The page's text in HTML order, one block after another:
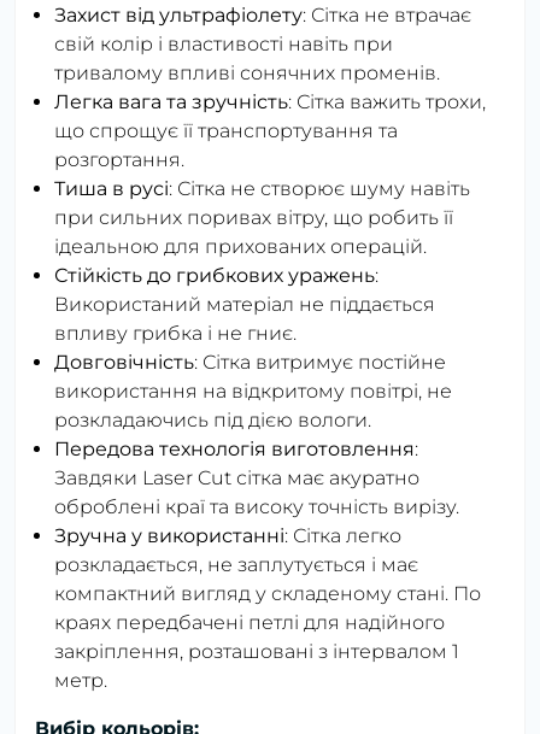
Захист від ультрафіолету: Сітка не втрачає
свій колір і властивості навіть при
тривалому впливі сонячних променів.
Легка вага та зручність: Сітка важить трохи,
що спрощує її транспортування та
розгортання.
Тиша в русі: Сітка не створює шуму навіть
при сильних поривах вітру, що робить її
ідеальною для прихованих операцій.
Стійкість до грибкових уражень:
Використаний матеріал не піддається
впливу грибка і не гниє.
Довговічність: Сітка витримує постійне
використання на відкритому повітрі, не
розкладаючись під дією вологи.
Передова технологія виготовлення:
Завдяки Laser Cut сітка має акуратно
оброблені краї та високу точність вирізу.
Зручна у використанні: Сітка легко
розкладається, не заплутується і має
компактний вигляд у складеному стані. По
краях передбачені петлі для надійного
закріплення, розташовані з інтервалом 1
метр.
Вибір кольорів: